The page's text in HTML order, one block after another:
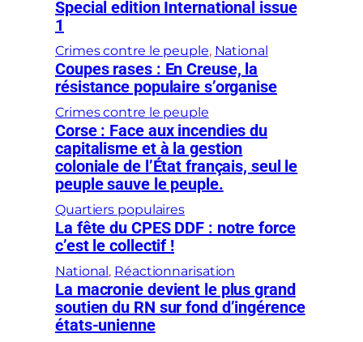
Special edition International issue
1
Crimes contre le peuple, National
Coupes rases : En Creuse, la
résistance populaire s’organise
Crimes contre le peuple
Corse : Face aux incendies du
capitalisme et à la gestion
coloniale de l’État français, seul le
peuple sauve le peuple.
Quartiers populaires
La fête du CPES DDF : notre force
c’est le collectif !
National, Réactionnarisation
La macronie devient le plus grand
soutien du RN sur fond d’ingérence
états-unienne